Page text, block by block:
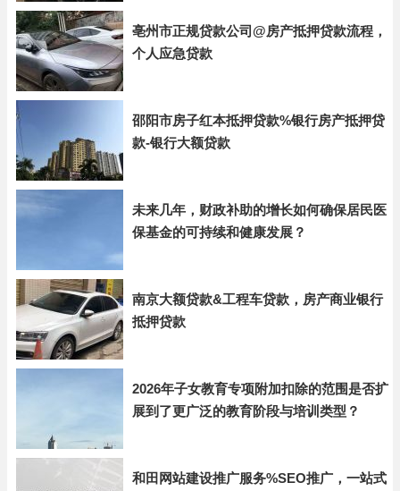
亳州市正规贷款公司@房产抵押贷款流程，
个人应急贷款
邵阳市房子红本抵押贷款%银行房产抵押贷
款-银行大额贷款
未来几年，财政补助的增长如何确保居民医
保基金的可持续和健康发展？
南京大额贷款&工程车贷款，房产商业银行
抵押贷款
2026年子女教育专项附加扣除的范围是否扩
展到了更广泛的教育阶段与培训类型？
和田网站建设推广服务%SEO推广，一站式